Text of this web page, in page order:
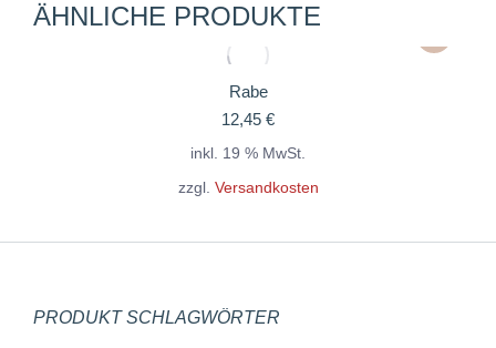
ÄHNLICHE PRODUKTE
Rabe
12,45 €
inkl. 19 % MwSt.
zzgl. Versandkosten
PRODUKT SCHLAGWÖRTER